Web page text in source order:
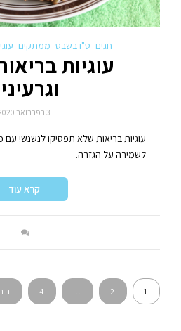
חגים ט"ו בשבט ממתקים
עוגיות
3 בפברואר 2020
עוגיות בריאות שלא תפסיקו לנשנש! עם
לשמירה על הגזרה.
קרא עוד
ניווט
1
2
4